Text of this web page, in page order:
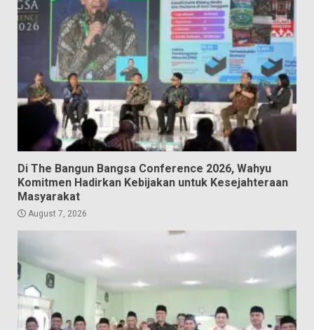
Di The Bangun Bangsa Conference 2026, Wahyu
Komitmen Hadirkan Kebijakan untuk Kesejahteraan
Masyarakat
August 7, 2026